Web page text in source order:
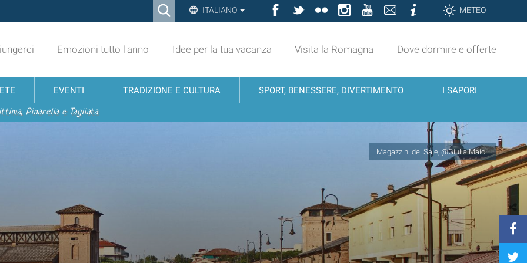
Ricerca ITALIANO Facebook
TwitterFlickrInstagramYouTubeContattiInformazioniMETEO
Emozioni tutto l'anno Idee per la tua vacanza Visita la Romagna Dove dormire e offerte
EVENTI TRADIZIONE E CULTURA SPORT, BENESSERE, DIVERTIMENTO I SAPORI
Pinarella e Tagliata
Magazzini del Sale, @Giulia Maioli